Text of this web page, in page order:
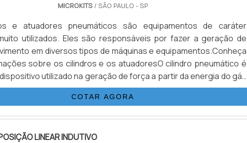
MICROKITS/ SÃO PAULO - SP
e atuadores pneumáticos são equipamentos de caráter
utilizados. Eles são responsáveis por fazer a geração de
em diversos tipos de máquinas e equipamentos.Conheça
sobre os cilindros e os atuadoresO cilindro pneumático é
utilizado na geração de força a partir da energia do gás
Ele é constituído de câmara cilíndrica juntamente com pistão
de escape. Quanto o atuador pneumático é uma f.
COTAR AGORA
LINEAR INDUTIVO